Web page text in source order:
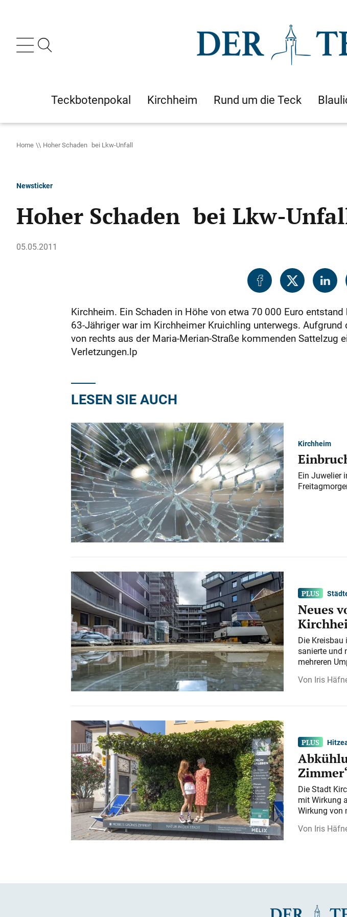
Teckbotenpokal Kirchheim Rund um die Teck
Home Hoher Schaden bei Lkw-Unfall
Newsticker
Hoher Schaden bei Lkw-
05.05.2011
Kirchheim. Ein Schaden in Höhe von etwa 70 000 Euro
63-Jähriger war im Kirchheimer Kruichling unterwegs.
von rechts aus der Maria-Merian-Straße kommenden
Verletzungen.lp
LESEN SIE AUCH
Kirchheim
Ein Juwelier
Neues
Die
sanierte und
mehreren
Iris
Die Stadt
mit Wirkung
Wirkung von
Iris